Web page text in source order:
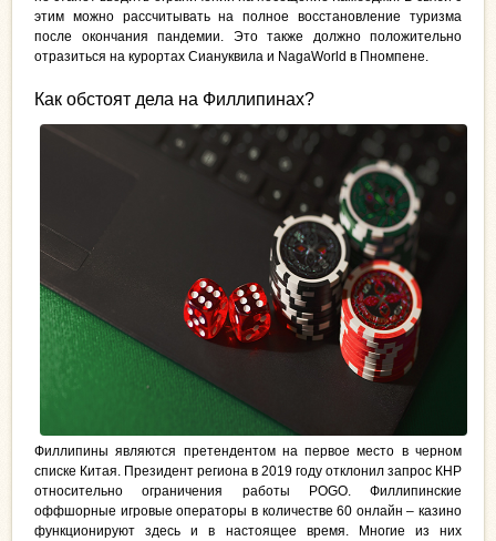
этим можно рассчитывать на полное восстановление туризма
после окончания пандемии. Это также должно положительно
отразиться на курортах Сиануквила и NagaWorld в Пномпене.
Как обстоят дела на Филлипинах?
Филлипины являются претендентом на первое место в черном
списке Китая. Президент региона в 2019 году отклонил запрос КНР
относительно ограничения работы POGO. Филлипинские
оффшорные игровые операторы в количестве 60 онлайн – казино
функционируют здесь и в настоящее время. Многие из них